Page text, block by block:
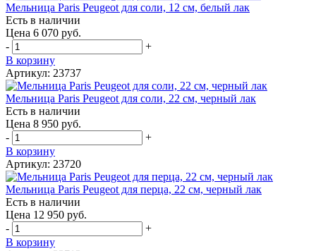
Мельница Paris Peugeot для соли, 12 см, белый лак
Есть в наличии
Цена 6 070 руб.
-
+
В корзину
Артикул: 23737
Мельница Paris Peugeot для соли, 22 см, черный лак
Есть в наличии
Цена 8 950 руб.
-
+
В корзину
Артикул: 23720
Мельница Paris Peugeot для перца, 22 см, черный лак
Есть в наличии
Цена 12 950 руб.
-
+
В корзину